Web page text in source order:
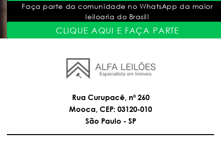
Faça parte da comunidade no WhatsApp da maior
leiloaria do Brasil!
CLIQUE AQUI E FAÇA PARTE
Rua Curupacê, nº 260
Mooca, CEP: 03120-010
São Paulo - SP